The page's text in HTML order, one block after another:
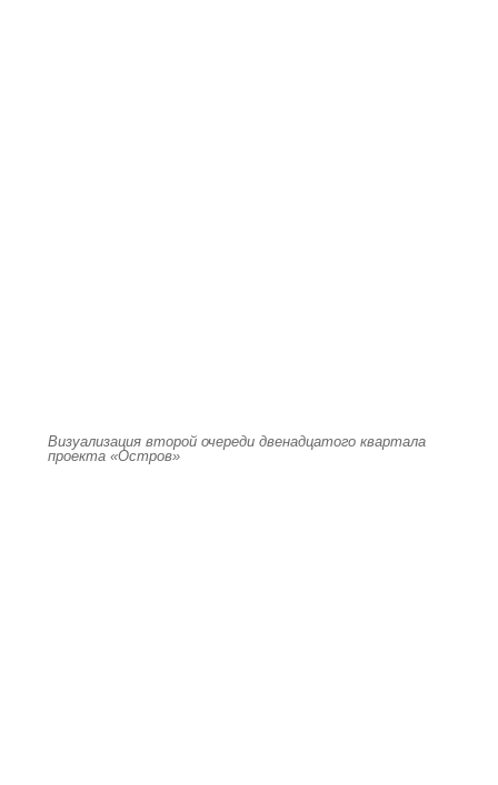
Визуализация второй очереди двенадцатого квартала
проекта «Остров»